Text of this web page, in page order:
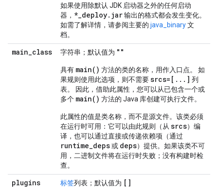
如果使用除默认 JDK 启动器之外的任何启动
器， *_deploy.jar输出的格式都会发生变化。
如需了解详情，请参阅主要的 java_binary文
档。
main_class 字符串；默认值为 ""
具有 main( ) 方法的类的名称，用作入口点。 如
果规则使用此选项，则不需要srcs=[ . . . ] 列
表。 因此，借助此属性，您可以从已包含一个或
多个 main( ) 方法的 Java 库创建可执行文件。
此属性的值是类名称，而不是源文件。该类必须
在运行时可用：它可以由此规则（从 srcs）编
译，也可以通过直接或传递依赖项（通过
runtime_deps或 deps）提供。如果该类不可
用，二进制文件将在运行时失败；没有构建时检
查。
plugins 标签列表；默认值为 []